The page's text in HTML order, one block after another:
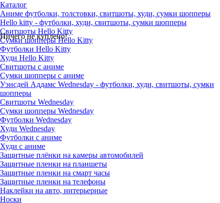
Ничего не куплено!
Каталог
Аниме футболки, толстовки, свитшоты, худи, сумки шопперы
Hello kitty - футболки, худи, свитшоты, сумки шопперы
Свитшоты Hello Kitty
Сумки шопперы Hello Kitty
Футболки Hello Kitty
Худи Hello Kitty
Свитшоты с аниме
Сумки шопперы с аниме
Уэнсдей Аддамс Wednesday - футболки, худи, свитшоты, сумки
шопперы
Свитшоты Wednesday
Сумки шопперы Wednesday
Футболки Wednesday
Худи Wednesday
Футболки с аниме
Худи с аниме
Защитные плёнки на камеры автомобилей
Защитные пленки на планшеты
Защитные пленки на смарт часы
Защитные пленки на телефоны
Наклейки на авто, интерьерные
Носки